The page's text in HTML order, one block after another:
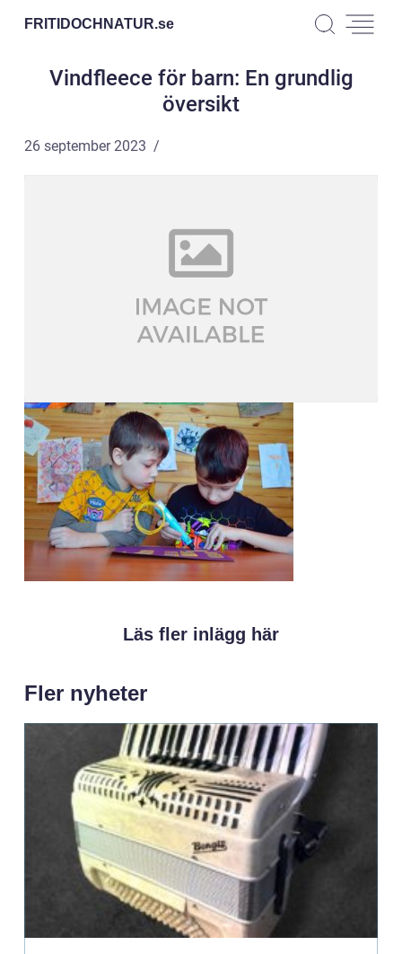
FRITIDOCHNATUR.se
Vindfleece för barn: En grundlig
översikt
26 september 2023
Läs fler inlägg här
Fler nyheter